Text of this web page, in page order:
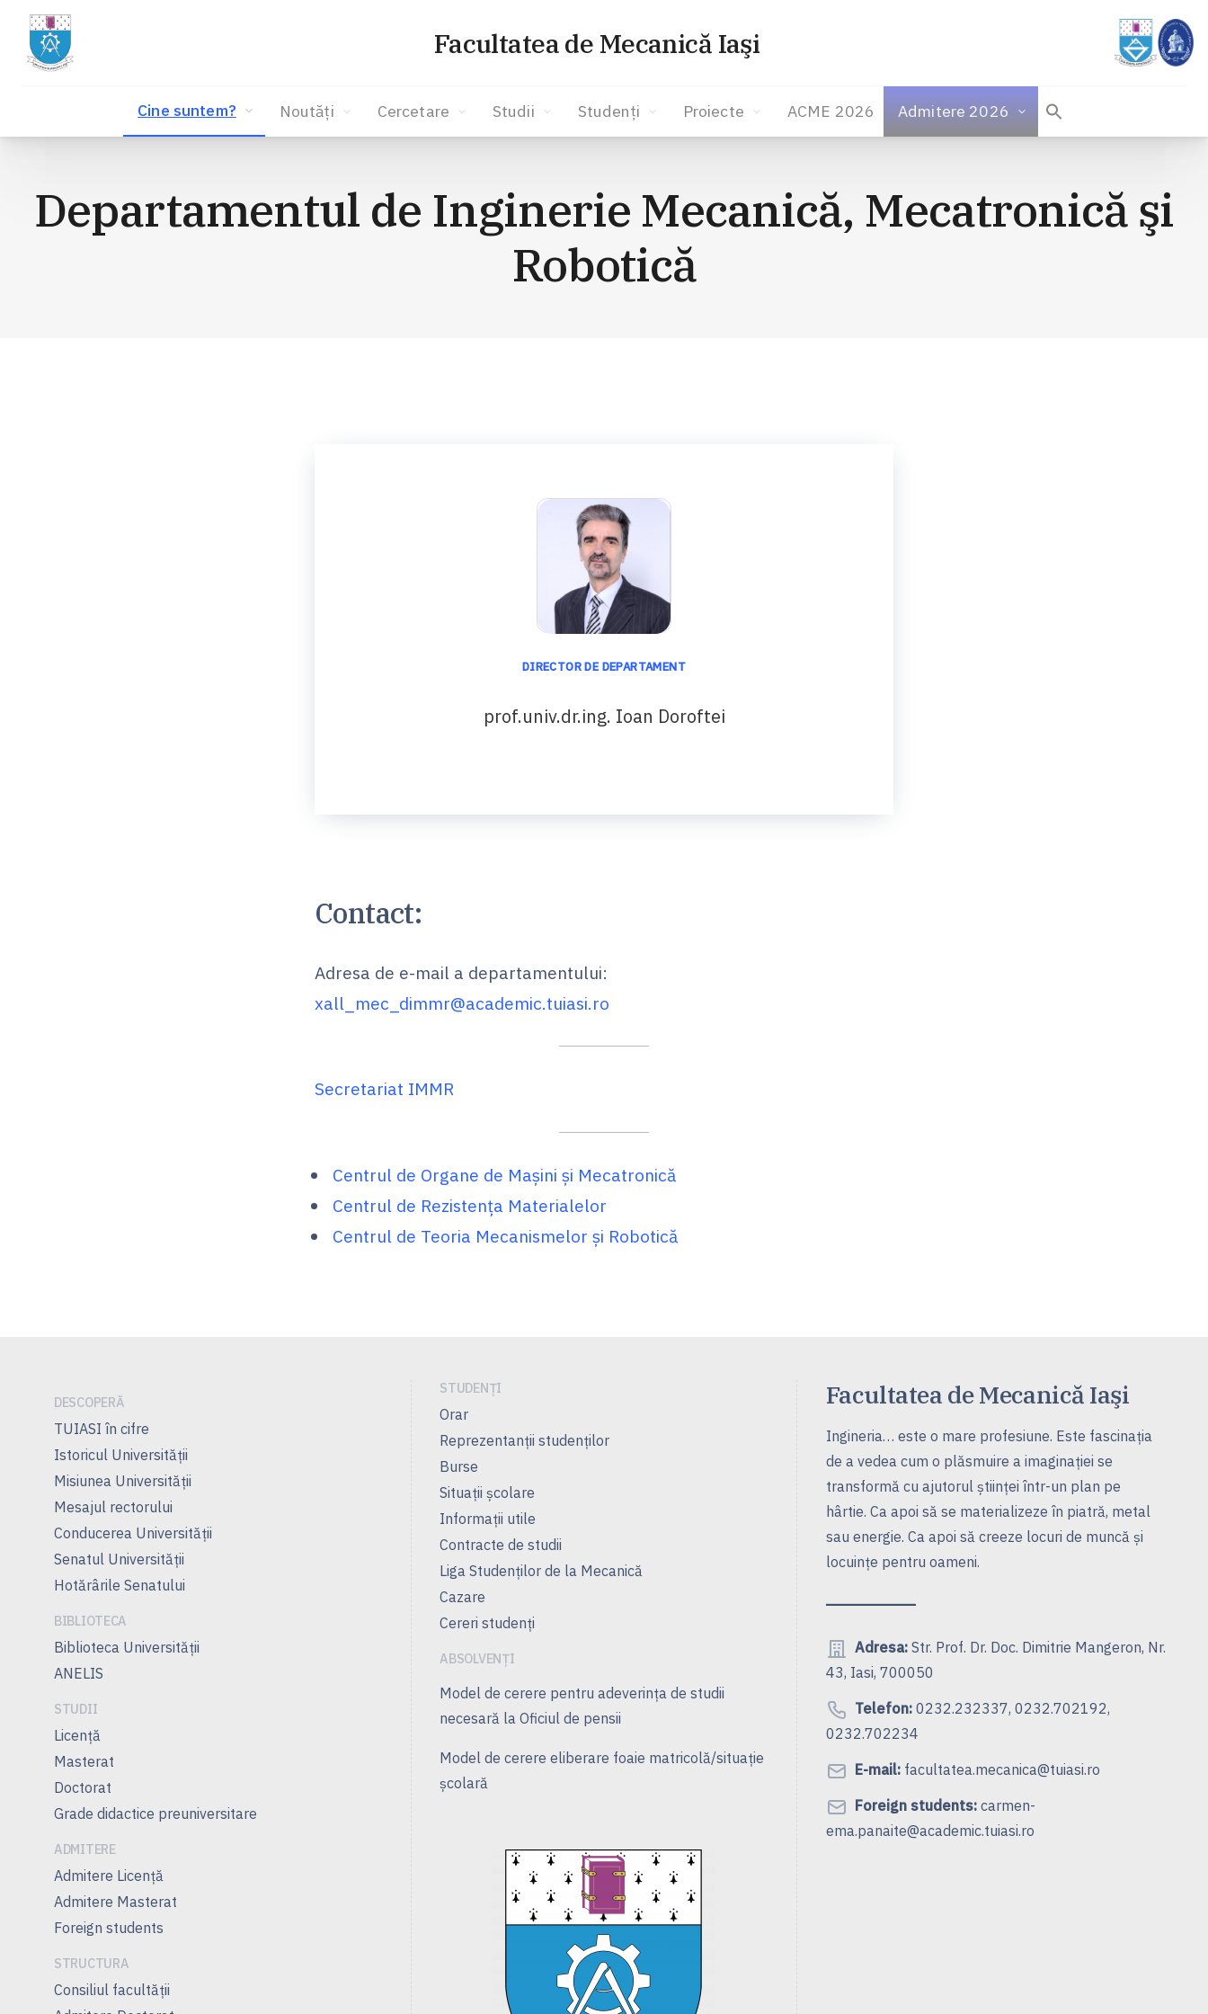
conținut
Facultatea de Mecanică Iaşi
Cine suntem? Noutăți Cercetare Studii Studenți Proiecte ACME 2026 Admitere 2026
Departamentul de Inginerie Mecanică, Mecatronică şi
Robotică
DIRECTOR DE DEPARTAMENT
prof.univ.dr.ing. Ioan Doroftei
Contact:
Adresa de e-mail a departamentului:
xall_mec_dimmr@academic.tuiasi.ro
Secretariat IMMR
Centrul de Organe de Maşini şi Mecatronică
Centrul de Rezistenţa Materialelor
Centrul de Teoria Mecanismelor şi Robotică
DESCOPERĂ
TUIASI în cifre
Istoricul Universităţii
Misiunea Universităţii
Mesajul rectorului
Conducerea Universităţii
Senatul Universității
Hotărârile Senatului
BIBLIOTECA
Biblioteca Universității
ANELIS
STUDII
Licență
Masterat
Doctorat
Grade didactice preuniversitare
ADMITERE
Admitere Licenţă
Admitere Masterat
Foreign students
STRUCTURA
Consiliul facultăţii
STUDENȚI
Orar
Reprezentanţii studenţilor
Burse
Situații școlare
Informații utile
Contracte de studii
Liga Studenţilor de la Mecanică
Cazare
Cereri studenți
ABSOLVENȚI
Model de cerere pentru adeverința de studii
necesară la Oficiul de pensii
Model de cerere eliberare foaie matricolă/situație
școlară
Facultatea de Mecanică Iaşi
Ingineria… este o mare profesiune. Este fascinaţia
de a vedea cum o plăsmuire a imaginaţiei se
transformă cu ajutorul ştiinţei într-un plan pe
hârtie. Ca apoi să se materializeze în piatră, metal
sau energie. Ca apoi să creeze locuri de muncă şi
locuinţe pentru oameni.
Adresa:Str. Prof. Dr. Doc. Dimitrie Mangeron, Nr.
43, Iasi, 700050
Telefon:0232.232337, 0232.702192,
0232.702234
E-mail:facultatea.mecanica@tuiasi.ro
Foreign students:carmen-
ema.panaite@academic.tuiasi.ro